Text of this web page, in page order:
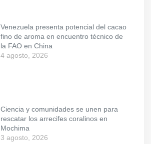
Venezuela presenta potencial del cacao
fino de aroma en encuentro técnico de
la FAO en China
4 agosto, 2026
Ciencia y comunidades se unen para
rescatar los arrecifes coralinos en
Mochima
3 agosto, 2026